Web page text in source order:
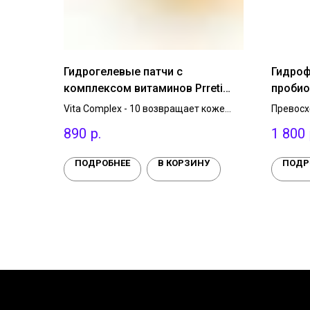
Гидрогелевые патчи с
комплексом витаминов Prreti
Real Vita Hydrogel Eye Patch, 1 уп.
Vita Complex - 10 возвращает коже
выравнивает тон кожи вокруг глаз.
церамиды NP делают кожу гладкой и
эластичной.
890 р.
ПОДРОБНЕЕ В КОРЗИНУ
1 800